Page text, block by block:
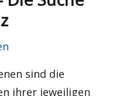
sind die
ihrer jeweiligen